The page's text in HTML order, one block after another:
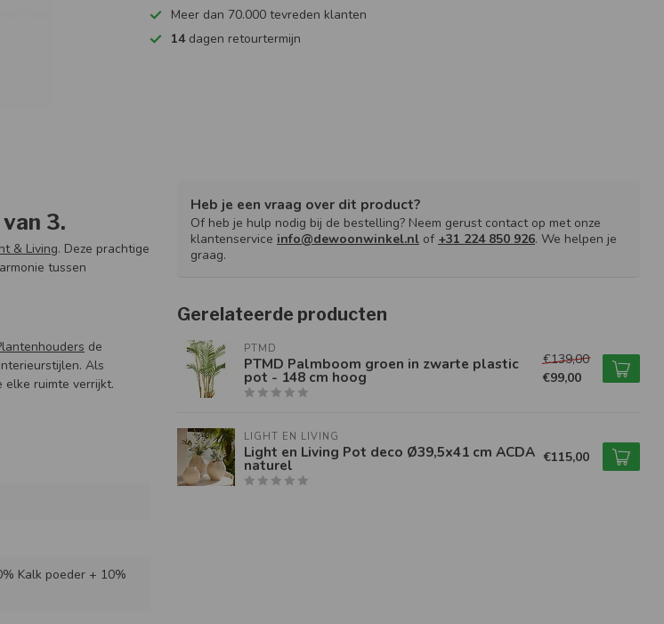
Meer dan 70.000 tevreden klanten
14dagen retourtermijn
3.
& Living. Deze prachtige
tussen
de
Als
ruimte verrijkt.
Kalk poeder + 10%
Heb je een vraag over dit product?
Of heb je hulp nodig bij de bestelling? Neem gerust contact op met onze
klantenservice info@dewoonwinkel.nl of +31 224 850 926. We helpen je
graag.
Gerelateerde producten
PTMD
PTMD Palmboom groen in zwarte plastic
pot - 148 cm hoog
€139,00
€99,00
LIGHT EN LIVING
Light en Living Pot deco Ø39,5x41 cm ACDA
naturel €115,00